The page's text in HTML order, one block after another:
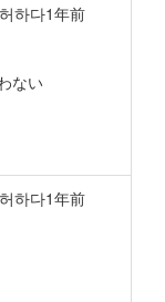
하다1年前
ない
하다1年前